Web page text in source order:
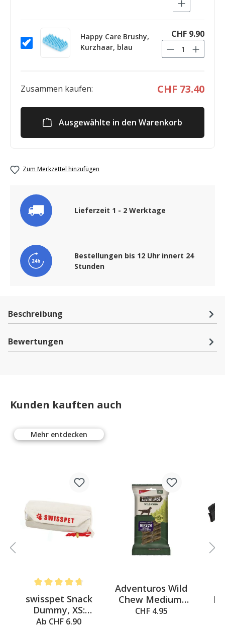
Happy Care Brushy,
Kurzhaar, blau
CHF 9.90
Zusammen kaufen: CHF 73.40
Ausgewählte in den Warenkorb
Zum Merkzettel hinzufügen
Lieferzeit 1 - 2 Werktage
Bestellungen bis 12 Uhr innert 24
Stunden
Beschreibung
Bewertungen
Kunden kauften auch
Mehr entdecken
Average rating of 4.6 out of 5 stars
swisspet Snack
Dummy, XS:
⌀5cm/L=12cm
Ab CHF 6.90
Adventuros Wild
Chew Medium,
200g
CHF 4.95